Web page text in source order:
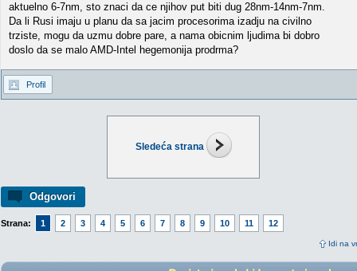
Sledeća strana
Odgovori
Strana: 1 2 3 4 5 6 7 8 9 10 11 12
Idi na
aktuelno 6-7nm, sto znaci da ce njihov put biti dug 28nm-14nm-7nm.
Da li Rusi imaju u planu da sa jacim procesorima izadju na civilno
trziste, mogu da uzmu dobre pare, a nama obicnim ljudima bi dobro
doslo da se malo AMD-Intel hegemonija prodrma?
Profil